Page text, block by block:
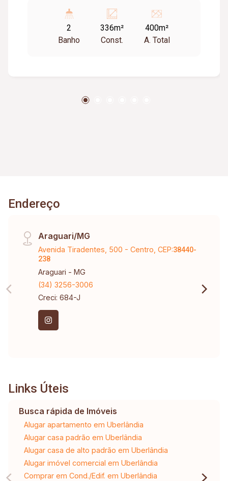
principais Br`s em uma região com vários
comércios do mesmo perfil. Não perca esta
oportunidade de locação, agende já sua visita e
2
Banho
336m²
Const.
400m²
A. Total
Endereço
Araguari/MG
Avenida Tiradentes, 500 - Centro, CEP:38440-
238
Araguari - MG
(34) 3256-3006
Creci: 684-J
Links Úteis
Busca rápida de Imóveis
Alugar apartamento em Uberlândia
Alugar casa padrão em Uberlândia
Alugar casa de alto padrão em Uberlândia
Alugar imóvel comercial em Uberlândia
Comprar em Cond./Edif. em Uberlândia